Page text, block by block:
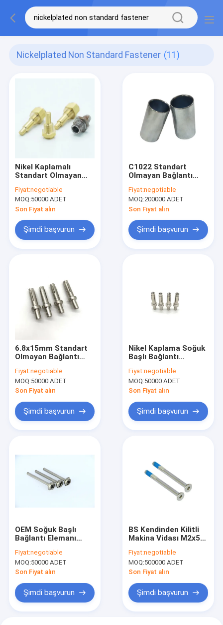
Nickelplated Non Standard Fastener (11)
Nikel Kaplamalı
Standart Olmayan
Boru Bağlantısı
M17x11.1mm
Fiyat:negotiable
MOQ:50000 ADET
Son Fiyat alın
Şimdi başvurun
C1022 Standart
Olmayan Bağlantı
Kaplamalı Boş Lineer
Mil 14x26mm Ebat
Fiyat:negotiable
MOQ:200000 ADET
Son Fiyat alın
Şimdi başvurun
6.8x15mm Standart
Olmayan Bağlantı
Kaplamalı Araç Akü
Terminali ODM
Mevcut
Fiyat:negotiable
MOQ:50000 ADET
Son Fiyat alın
Şimdi başvurun
Nikel Kaplama Soğuk
Başlı Bağlantı
Terminal Konnektörü
6.8x15mm
Fiyat:negotiable
MOQ:50000 ADET
Son Fiyat alın
Şimdi başvurun
OEM Soğuk Başlı
Bağlantı Elemanı
Nikel Kaplama
Pasifleştirilmiş
Fiyat:negotiable
MOQ:50000 ADET
Son Fiyat alın
Şimdi başvurun
BS Kendinden Kilitli
Makina Vidası M2x5
Kaplama
Fiyat:negotiable
MOQ:500000 ADET
Son Fiyat alın
Şimdi başvurun